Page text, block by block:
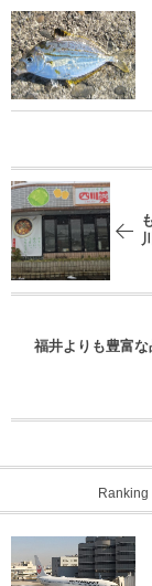
福井よりも豊富
Ranking